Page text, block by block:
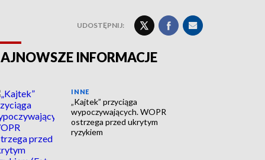
UDOSTĘPNIJ:
INFORMACJE
INNE
„Kajtek” przyciąga
wypoczywających. WOPR
ostrzega przed ukrytym
ryzykiem